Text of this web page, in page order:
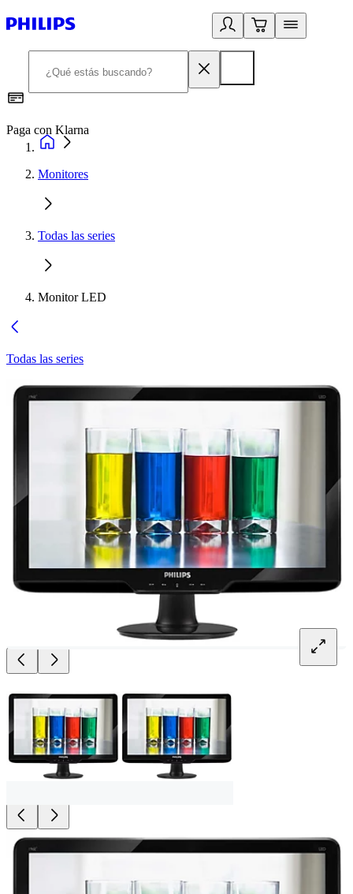
Paga con Klarna
Monitores
Todas las series
Monitor LED
Todas las series